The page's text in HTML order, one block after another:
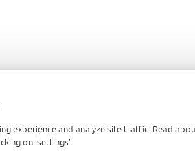
experience and analyze site traffic. Read
on 'settings'.